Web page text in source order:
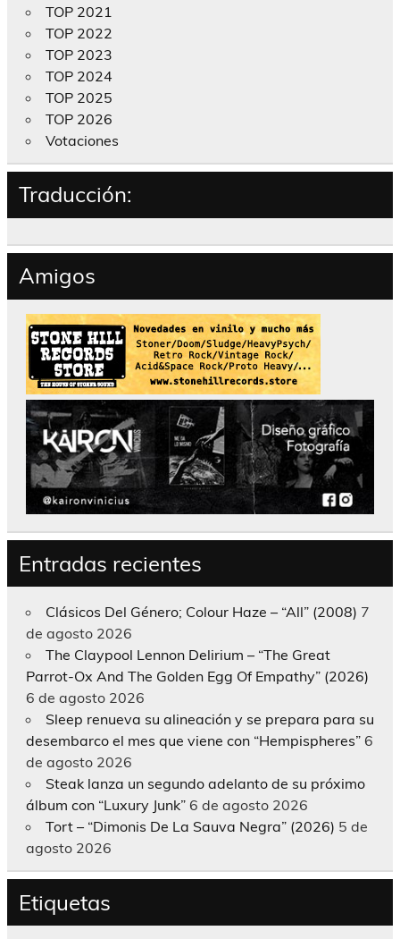
TOP 2021
TOP 2022
TOP 2023
TOP 2024
TOP 2025
TOP 2026
Votaciones
Traducción:
Amigos
Entradas recientes
Clásicos Del Género; Colour Haze – “All” (2008) 7
de agosto 2026
The Claypool Lennon Delirium – “The Great
Parrot-Ox And The Golden Egg Of Empathy” (2026)
6 de agosto 2026
Sleep renueva su alineación y se prepara para su
desembarco el mes que viene con “Hempispheres” 6
de agosto 2026
Steak lanza un segundo adelanto de su próximo
álbum con “Luxury Junk” 6 de agosto 2026
Tort – “Dimonis De La Sauva Negra” (2026) 5 de
agosto 2026
Etiquetas